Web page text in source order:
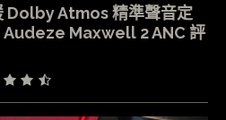
Dolby Atmos 精準聲音定
Maxwell 2 ANC 評